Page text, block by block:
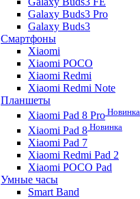
Galaxy Buds3 Pro
Galaxy Buds3
Смартфоны
Xiaomi
Xiaomi POCO
Xiaomi Redmi
Xiaomi Redmi Note
Планшеты
Xiaomi Pad 8 Pro Новинка
Xiaomi Pad 8 Новинка
Xiaomi Pad 7
Xiaomi Redmi Pad 2
Xiaomi POCO Pad
Умные часы
Smart Band